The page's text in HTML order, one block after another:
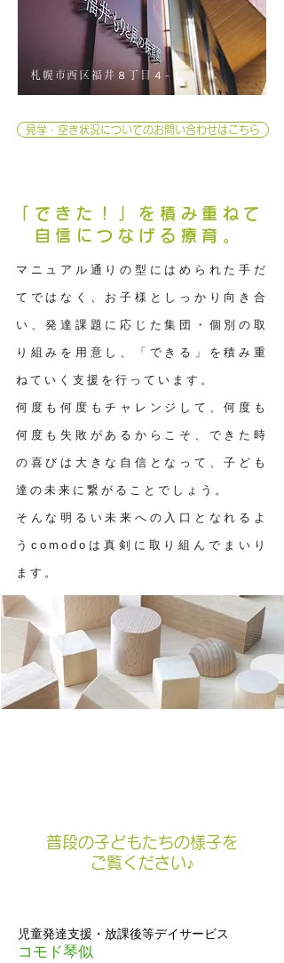
札幌市西区福井８丁目４-１
見学・空き状況についてのお問い合わせはこちら
「できた！」を積み重ねて
自信につなげる療育。
マニュアル通りの型にはめられた手だ
てではなく、お子様としっかり向き合
い、発達課題に応じた集団・個別の取
り組みを用意し、「できる」を積み重
ねていく支援を行っています。
何度も何度もチャレンジして、何度も
何度も失敗があるからこそ、できた時
の喜びは大きな自信となって、子ども
達の未来に繋がることでしょう。
そんな明るい未来への入口となれるよ
うcomodoは真剣に取り組んでまいり
ます。
普段の子どもたちの様子を
ご覧ください♪
児童発達支援・放課後等デイサービス
コモド琴似